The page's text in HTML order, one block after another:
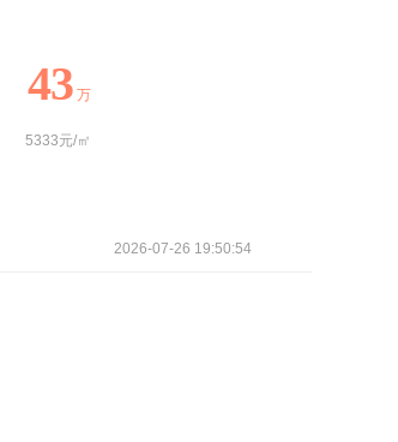
43 万
5333元/㎡
2026-07-26 19:50:54